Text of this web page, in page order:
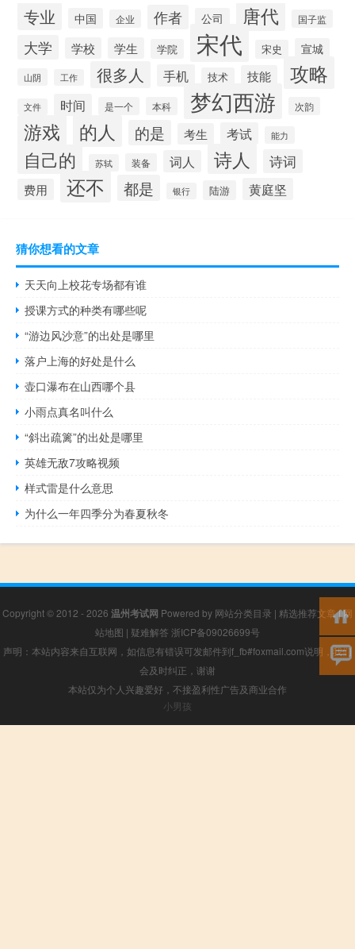
专业 中国 企业 作者 公司 唐代 国子监
大学 学校 学生 学院 宋代 宋史 宣城
山阴 工作 很多人 手机 技术 技能 攻略
文件 时间 是一个 本科 梦幻西游 次韵
游戏 的人 的是 考生 考试 能力
自己的 苏轼 装备 词人 诗人 诗词
费用 还不 都是 银行 陆游 黄庭坚
猜你想看的文章
天天向上校花专场都有谁
授课方式的种类有哪些呢
“游边风沙意”的出处是哪里
落户上海的好处是什么
壶口瀑布在山西哪个县
小雨点真名叫什么
“斜出疏篱”的出处是哪里
英雄无敌7攻略视频
样式雷是什么意思
为什么一年四季分为春夏秋冬
Copyright © 2012 - 2026 温州考试网 Powered by 网站分类目录 | 精选推荐文章|网
站地图 | 疑难解答 浙ICP备09026699号
声明：本站内容来自互联网，如信息有错误可发邮件到f_fb#foxmail.com说明，我们
会及时纠正，谢谢
本站仅为个人兴趣爱好，不接盈利性广告及商业合作
小男孩